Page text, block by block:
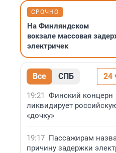
СРОЧНО
На Финляндском
вокзале массовая
электричек
Все СПБ 24
19:21 Финский концерн
ликвидирует
«дочку»
19:17 Пассажирам
причину задержки